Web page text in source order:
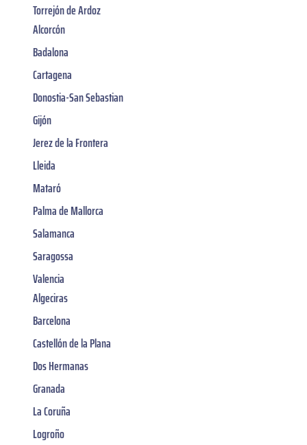
Torrejón de Ardoz
Alcorcón
Badalona
Cartagena
Donostia-San Sebastian
Gijón
Jerez de la Frontera
Lleida
Mataró
Palma de Mallorca
Salamanca
Saragossa
Valencia
Algeciras
Barcelona
Castellón de la Plana
Dos Hermanas
Granada
La Coruña
Logroño